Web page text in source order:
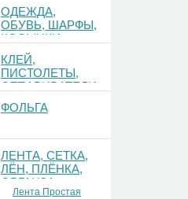
ОДЕЖДА,
ОБУВЬ, ШАРФЫ,
КОСЫНКИ
КЛЕЙ,
ПИСТОЛЕТЫ,
ОТПАРИВАТЕЛИ
ФОЛЬГА
ЛЕНТА, СЕТКА,
ЛЁН, ПЛЁНКА,
ОРГАНЗА
Лента Простая